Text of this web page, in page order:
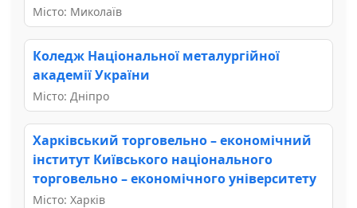
Місто: Миколаїв
Коледж Національної металургійної
академії України
Місто: Дніпро
Харківський торговельно – економічний
інститут Київського національного
торговельно – економічного університету
Місто: Харків